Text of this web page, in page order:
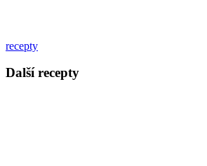
recepty
Další recepty